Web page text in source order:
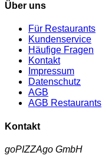
Über uns
Für Restaurants
Kundenservice
Häufige Fragen
Kontakt
Impressum
Datenschutz
AGB
AGB Restaurants
Kontakt
goPIZZAgo GmbH